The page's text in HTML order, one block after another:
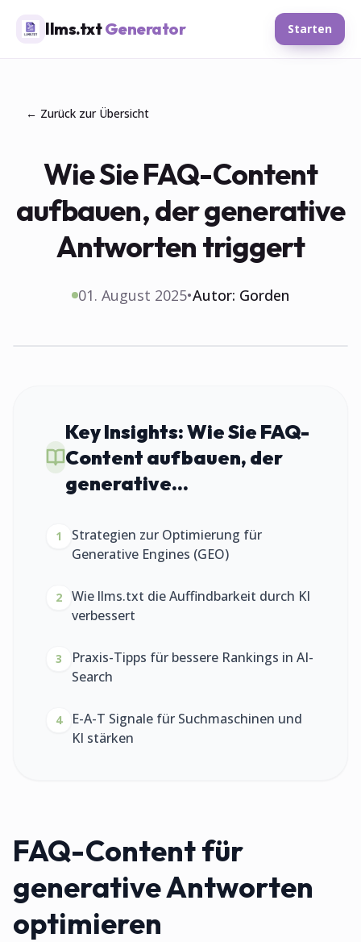
llms.txtGenerator Starten
← Zurück zur Übersicht
Wie Sie FAQ-Content
aufbauen, der generative
Antworten triggert
01. August 2025•Autor: Gorden
Key Insights:Wie Sie FAQ-
Content aufbauen, der
generative...
1
Strategien zur Optimierung für
Generative Engines (GEO)
2
Wie llms.txt die Auffindbarkeit durch KI
verbessert
3
Praxis-Tipps für bessere Rankings in AI-
Search
4
E-A-T Signale für Suchmaschinen und
KI stärken
FAQ-Content für
generative Antworten
optimieren